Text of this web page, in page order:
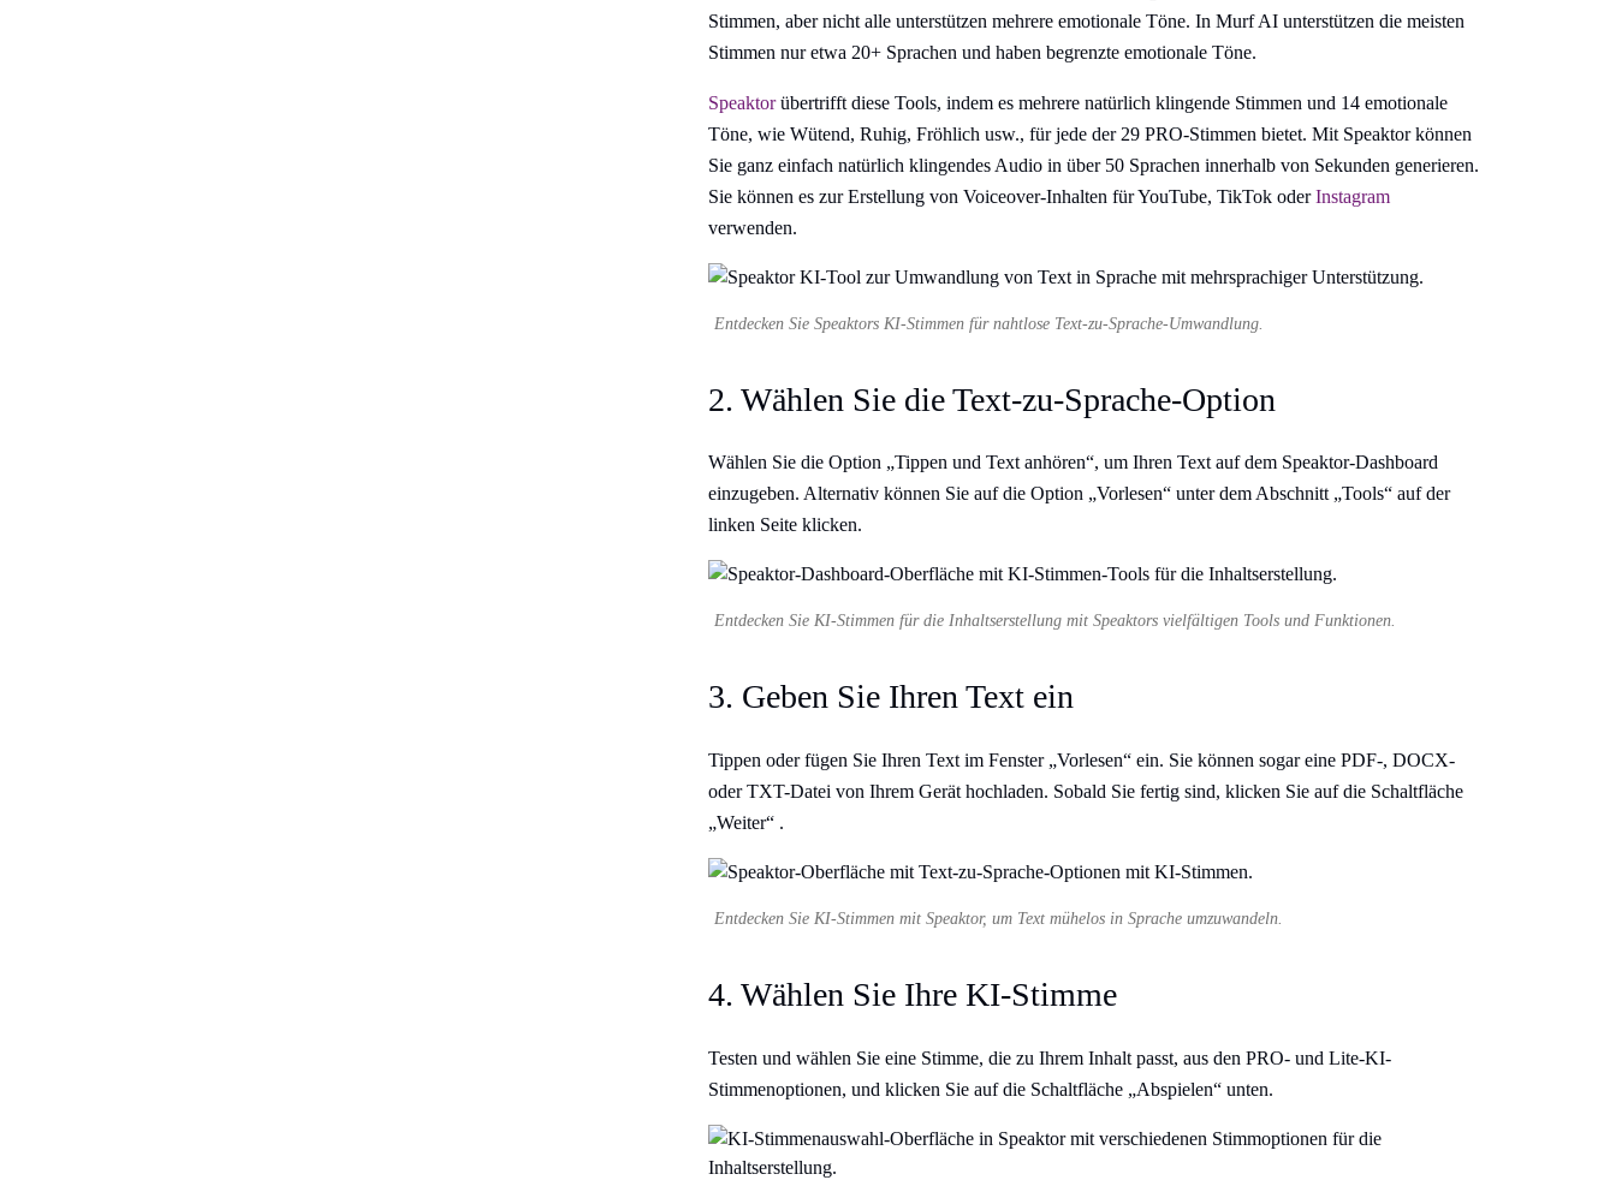
Stimmen, aber nicht alle unterstützen mehrere emotionale Töne. In Murf AI unterstützen die meisten
Stimmen nur etwa 20+ Sprachen und haben begrenzte emotionale Töne.
Speaktorübertrifft diese Tools, indem es mehrere natürlich klingende Stimmen und 14 emotionale
Töne, wie Wütend, Ruhig, Fröhlich usw., für jede der 29 PRO-Stimmen bietet. Mit Speaktor können
Sie ganz einfach natürlich klingendes Audio in über 50 Sprachen innerhalb von Sekunden generieren.
Sie können es zur Erstellung von Voiceover-Inhalten für YouTube, TikTok oderInstagram
verwenden.
Entdecken Sie Speaktors KI-Stimmen für nahtlose Text-zu-Sprache-Umwandlung.
2. Wählen Sie die Text-zu-Sprache-Option
Wählen Sie die Option „Tippen und Text anhören“, um Ihren Text auf dem Speaktor-Dashboard
einzugeben. Alternativ können Sie auf die Option „Vorlesen“ unter dem Abschnitt „Tools“ auf der
linken Seite klicken.
Entdecken Sie KI-Stimmen für die Inhaltserstellung mit Speaktors vielfältigen Tools und Funktionen.
3. Geben Sie Ihren Text ein
Tippen oder fügen Sie Ihren Text im Fenster „Vorlesen“ ein. Sie können sogar eine PDF-, DOCX-
oder TXT-Datei von Ihrem Gerät hochladen. Sobald Sie fertig sind, klicken Sie auf die Schaltfläche
„Weiter“ .
Entdecken Sie KI-Stimmen mit Speaktor, um Text mühelos in Sprache umzuwandeln.
4. Wählen Sie Ihre KI-Stimme
Testen und wählen Sie eine Stimme, die zu Ihrem Inhalt passt, aus den PRO- und Lite-KI-
Stimmenoptionen, und klicken Sie auf die Schaltfläche „Abspielen“ unten.